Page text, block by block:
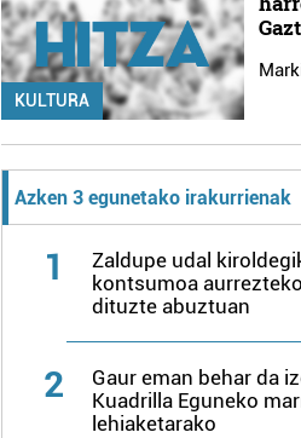
KULTURA
Azken 3 egunetako irakurrienak
1
Zaldupe udal
kontsumoa
dituzte abuztuan
2
Gaur eman behar da
Kuadrilla Eguneko
lehiaketarako